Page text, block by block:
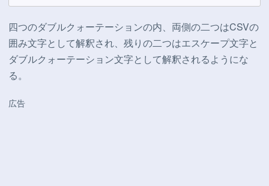
四つのダブルクォーテーションの内、両側の二つはCSVの
囲み文字として解釈され、残りの二つはエスケープ文字と
ダブルクォーテーション文字として解釈されるようにな
る。
広告